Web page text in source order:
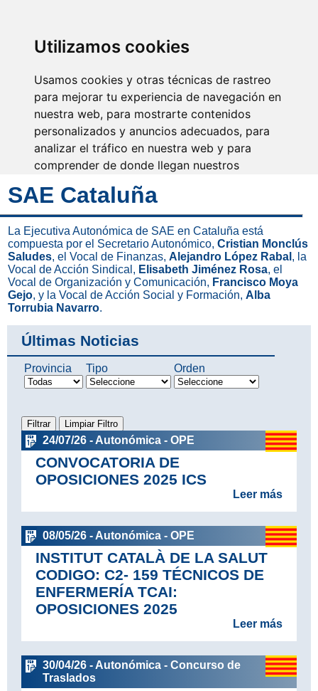
Utilizamos cookies
Usamos cookies y otras técnicas de rastreo
para mejorar tu experiencia de navegación en
nuestra web, para mostrarte contenidos
personalizados y anuncios adecuados, para
analizar el tráfico en nuestra web y para
comprender de donde llegan nuestros
Aceptar
Rechazar
Configurar
Fuerza, equilibrio, valor y
responsabilidad
SAE Cataluña
La Ejecutiva Autonómica de SAE en Cataluña está
compuesta por el Secretario Autonómico,Cristian Monclús
Saludes, el Vocal de Finanzas,Alejandro López Rabal , la
Vocal de Acción Sindical, Elisabeth Jiménez Rosa, el
Vocal de Organización y Comunicación, Francisco Moya
Gejo, y la Vocal de Acción Social y Formación,Alba
Torrubia Navarro.
Últimas Noticias
Provincia Tipo Orden
24/07/26 - Autonómica - OPE
CONVOCATORIA DE
OPOSICIONES 2025 ICS
Leer más
08/05/26 - Autonómica - OPE
INSTITUT CATALÀ DE LA SALUT
CODIGO: C2- 159 TÉCNICOS DE
ENFERMERÍA TCAI:
OPOSICIONES 2025
Leer más
30/04/26 - Autonómica - Concurso de
Traslados